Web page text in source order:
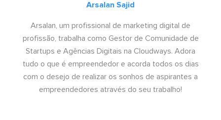
Arsalan Sajid
Arsalan, um profissional de marketing digital de
profissão, trabalha como Gestor de Comunidade de
Startups e Agências Digitais na Cloudways. Adora
tudo o que é empreendedor e acorda todos os dias
com o desejo de realizar os sonhos de aspirantes a
empreendedores através do seu trabalho!